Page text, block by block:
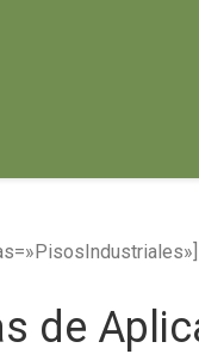
de